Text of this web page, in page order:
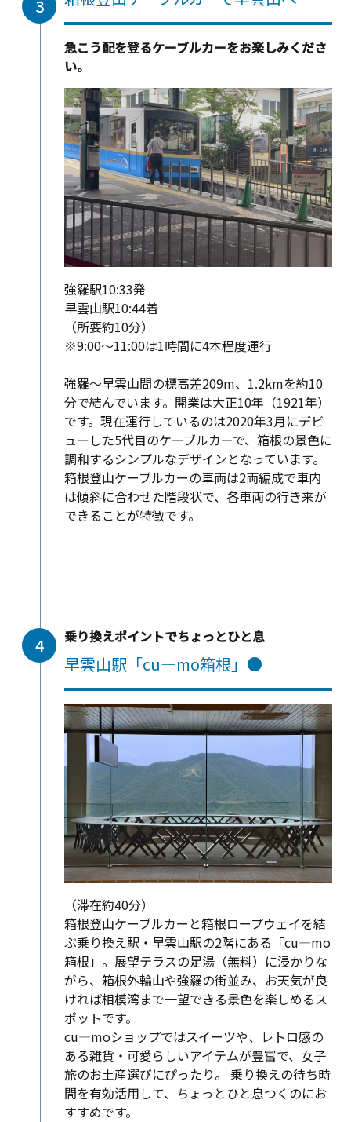
3
急こう配を登るケーブルカーをお楽しみくださ
い。
強羅駅10:33発
早雲山駅10:44着
（所要約10分）
※9:00～11:00は1時間に4本程度運行
強羅〜早雲山間の標高差209m、1.2kmを約10
分で結んでいます。開業は大正10年（1921年）
です。現在運行しているのは2020年3月にデビ
ューした5代目のケーブルカーで、箱根の景色に
調和するシンプルなデザインとなっています。
箱根登山ケーブルカーの車両は2両編成で車内
は傾斜に合わせた階段状で、各車両の行き来が
できることが特徴です。
4 乗り換えポイントでちょっとひと息
早雲山駅「cu―mo箱根」●
（滞在約40分）
箱根登山ケーブルカーと箱根ロープウェイを結
ぶ乗り換え駅・早雲山駅の2階にある「cu―mo
箱根」。展望テラスの足湯（無料）に浸かりな
がら、箱根外輪山や強羅の街並み、お天気が良
ければ相模湾まで一望できる景色を楽しめるス
ポットです。
cu―moショップではスイーツや、レトロ感の
ある雑貨・可愛らしいアイテムが豊富で、女子
旅のお土産選びにぴったり。 乗り換えの待ち時
間を有効活用して、ちょっとひと息つくのにお
すすめです。